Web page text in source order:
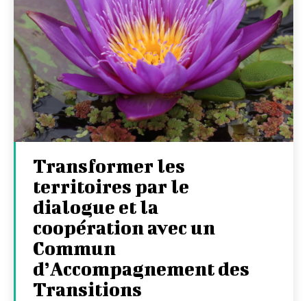
Transformer les
territoires par le
dialogue et la
coopération avec un
Commun
d’Accompagnement des
Transitions